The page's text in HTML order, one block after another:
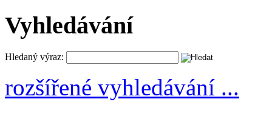
Vyhledávání
Hledaný výraz:
rozšířené vyhledávání ...